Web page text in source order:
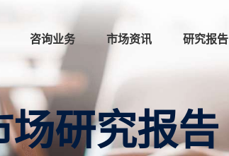
咨询业务 市场资讯 研究报告
研究报告